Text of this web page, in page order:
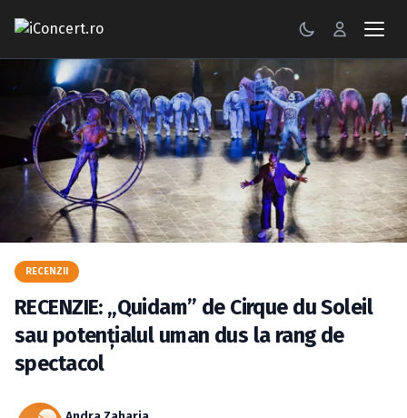
CONCERTE
FESTIVALURI
PETRECERI
ŞTIRI
RECENZII
BILETE
Autentificare
Caută în site...
RECENZII
RECENZIE: „Quidam” de Cirque du Soleil
sau potenţialul uman dus la rang de
spectacol